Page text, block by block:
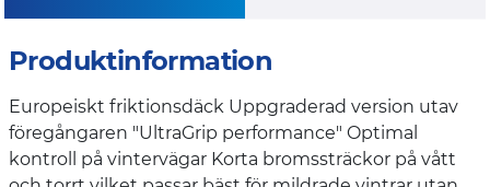
Produktinformation
Europeiskt friktionsdäck Uppgraderad version utav
föregångaren "UltraGrip performance" Optimal
kontroll på vintervägar Korta bromssträckor på vått